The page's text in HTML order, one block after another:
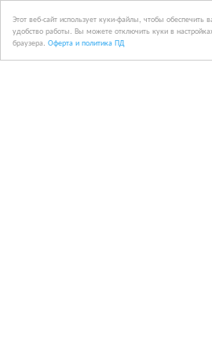
Этот веб-сайт использует куки-файлы, чтобы обеспечить
удобство работы. Вы можете отключить куки в
браузера. Оферта и политика ПД